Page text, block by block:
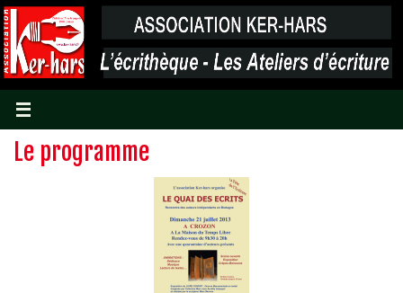
Passer
vers
le
contenu
Le programme